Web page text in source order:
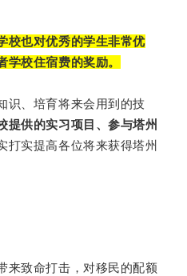
校也对优秀的学生非常优
学校住宿费的奖励。
识、培育将来会用到的技
提供的实习项目、参与塔州
实提高各位将来获得塔州
来致命打击，对移民的配额